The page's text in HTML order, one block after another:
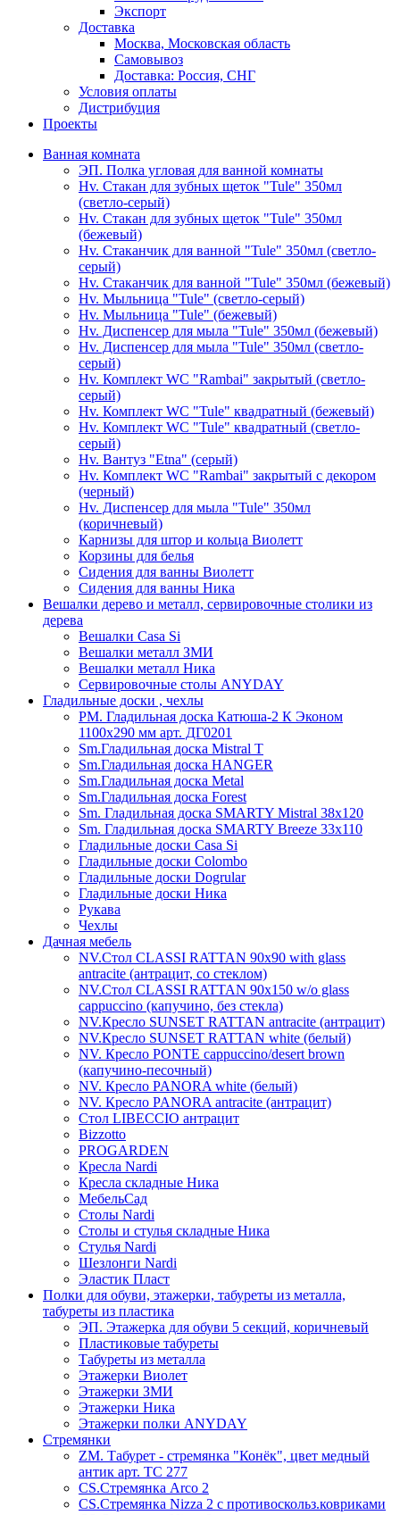
Экспорт
Доставка
Москва, Московская область
Самовывоз
Доставка: Россия, СНГ
Условия оплаты
Дистрибуция
Проекты
Ванная комната
ЭП. Полка угловая для ванной комнаты
Hv. Стакан для зубных щеток "Tule" 350мл
(светло-серый)
Hv. Стакан для зубных щеток "Tule" 350мл
(бежевый)
Hv. Стаканчик для ванной "Tule" 350мл (светло-
серый)
Hv. Стаканчик для ванной "Tule" 350мл (бежевый)
Hv. Мыльница "Tule" (светло-серый)
Hv. Мыльница "Tule" (бежевый)
Hv. Диспенсер для мыла "Tule" 350мл (бежевый)
Hv. Диспенсер для мыла "Tule" 350мл (светло-
серый)
Hv. Комплект WC "Rambai" закрытый (светло-
серый)
Hv. Комплект WC "Tule" квадратный (бежевый)
Hv. Комплект WC "Tule" квадратный (светло-
серый)
Hv. Вантуз "Etna" (серый)
Hv. Комплект WC "Rambai" закрытый с декором
(черный)
Hv. Диспенсер для мыла "Tule" 350мл
(коричневый)
Карнизы для штор и кольца Виолетт
Корзины для белья
Сидения для ванны Виолетт
Сидения для ванны Ника
Вешалки дерево и металл, сервировочные столики из
дерева
Вешалки Casa Si
Вешалки металл ЗМИ
Вешалки металл Ника
Сервировочные столы ANYDAY
Гладильные доски , чехлы
PM. Гладильная доска Катюша-2 К Эконом
1100х290 мм арт. ДГ0201
Sm.Гладильная доска Mistral T
Sm.Гладильная доска HANGER
Sm.Гладильная доска Metal
Sm.Гладильная доска Forest
Sm. Гладильная доска SMARTY Mistral 38x120
Sm. Гладильная доска SMARTY Breeze 33х110
Гладильные доски Casa Si
Гладильные доски Colombo
Гладильные доски Dogrular
Гладильные доски Ника
Рукава
Чехлы
Дачная мебель
NV.Стол CLASSI RATTAN 90х90 with glass
antracite (антрацит, со стеклом)
NV.Стол CLASSI RATTAN 90х150 w/o glass
cappuccino (капучино, без стекла)
NV.Кресло SUNSET RATTAN antracite (антрацит)
NV.Кресло SUNSET RATTAN white (белый)
NV. Кресло PONTE cappuccino/desert brown
(капучино-песочный)
NV. Кресло PANORA white (белый)
NV. Кресло PANORA antracite (антрацит)
Стол LIBECCIO антрацит
Bizzotto
PROGARDEN
Кресла Nardi
Кресла складные Ника
МебельСад
Столы Nardi
Столы и стулья складные Ника
Стулья Nardi
Шезлонги Nardi
Эластик Пласт
Полки для обуви, этажерки, табуреты из металла,
табуреты из пластика
ЭП. Этажерка для обуви 5 секций, коричневый
Пластиковые табуреты
Табуреты из металла
Этажерки Виолет
Этажерки ЗМИ
Этажерки Ника
Этажерки полки ANYDAY
Стремянки
ZM. Табурет - стремянка "Конёк", цвет медный
антик арт. ТС 277
CS.Стремянка Arco 2
CS.Стремянка Nizza 2 с противоскольз.ковриками